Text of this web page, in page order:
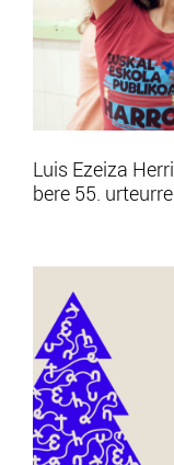
Luis Ezeiza
bere 55.